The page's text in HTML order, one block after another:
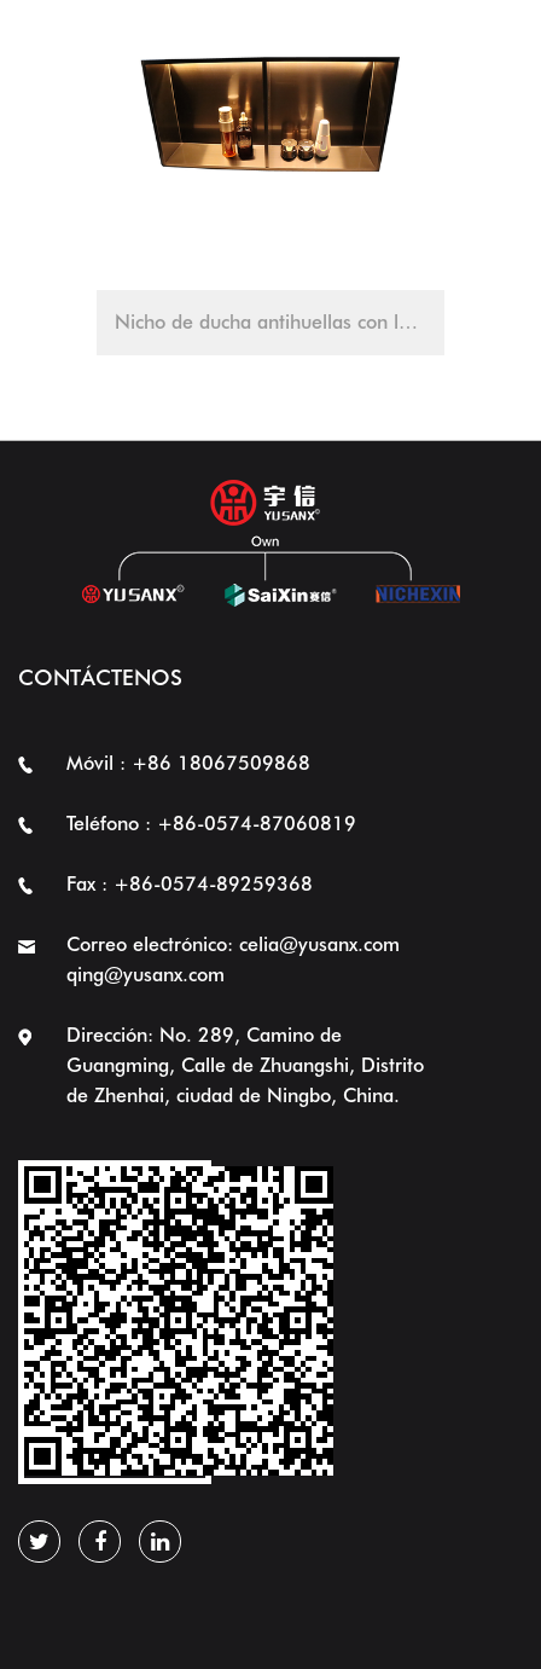
Nicho de ducha antihuellas con luz LED de inducción nicho de
CONTÁCTENOS
Móvil : +86 18067509868
Teléfono : +86-0574-87060819
Fax : +86-0574-89259368
Correo electrónico: celia@yusanx.com
qing@yusanx.com
Dirección: No. 289, Camino de
Guangming, Calle de Zhuangshi, Distrito
de Zhenhai, ciudad de Ningbo, China.